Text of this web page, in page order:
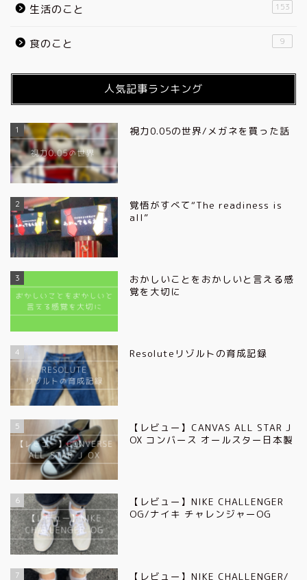
生活のこと 153
食のこと 9
人気記事ランキング
1 視力0.05の世界/メガネを買った話
2
覚悟がすべて“The readiness is
all”
3
おかしいことをおかしいと言える感
覚を大切に
4 Resoluteリゾルトの育成記録
5
【レビュー】CANVAS ALL STAR J
OX コンバース オールスター日本製
6
【レビュー】NIKE CHALLENGER
OG/ナイキ チャレンジャーOG
7 【レビュー】NIKE CHALLENGER/